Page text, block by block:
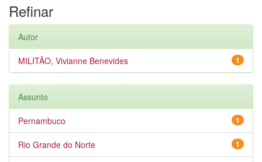
Refinar
Autor
1
MILITÃO, Vivianne Benevides
Assunto
1
Pernambuco
1
Rio Grande do Norte